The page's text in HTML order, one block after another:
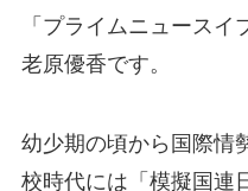
「プライムニュース
老原優香です。
幼少期の頃から国際情
校時代には「模擬国連